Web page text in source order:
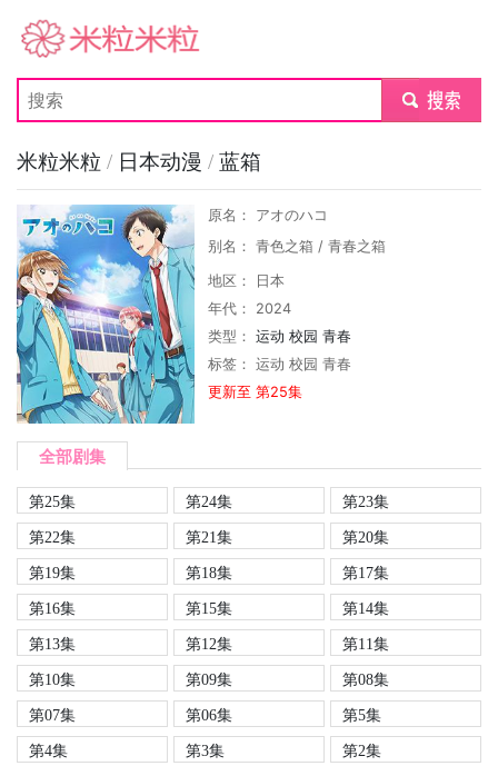
米粒米粒
submit
米粒米粒 / 日本动漫 / 蓝箱
原名： アオのハコ
别名： 青色之箱 / 青春之箱
地区： 日本
年代： 2024
类型：运动 校园 青春
标签：运动 校园 青春
更新至 第25集
全部剧集
第25集 第24集
第23集
第22集
第21集
第20集
第19集
第18集
第17集
第16集
第15集
第14集
第13集
第12集
第11集
第10集
第09集
第08集
第07集
第06集
第5集
第4集
第3集
第2集